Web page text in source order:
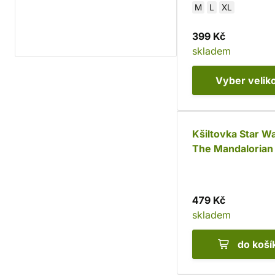
M L XL
399 Kč
skladem
Vyber
Kšiltovka Star
The
479 Kč
skladem
do